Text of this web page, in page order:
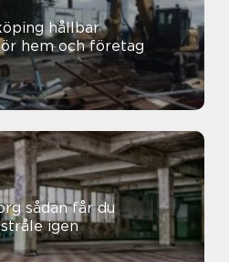
hållbar
hem och företag
du
igen